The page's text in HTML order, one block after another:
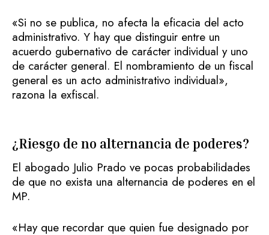
«Si no se publica, no afecta la eficacia del acto
administrativo. Y hay que distinguir entre un
acuerdo gubernativo de carácter individual y uno
de carácter general. El nombramiento de un fiscal
general es un acto administrativo individual»,
razona la exfiscal.
¿Riesgo de no alternancia de poderes?
El abogado Julio Prado ve pocas probabilidades
de que no exista una alternancia de poderes en el
MP.
«Hay que recordar que quien fue designado por